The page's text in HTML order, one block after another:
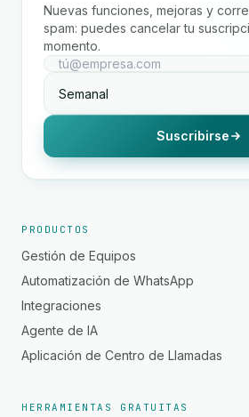
Nuevas funciones, mejoras y
spam: puedes cancelar tu
momento.
Suscribirse
PRODUCTOS
Gestión de Equipos
Automatización de WhatsApp
Integraciones
Agente de IA
Aplicación de Centro de Llamadas
HERRAMIENTAS GRATUITAS